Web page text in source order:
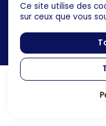
Mentions legales
Politique de
Ce site utilise des
sur ceux que vous